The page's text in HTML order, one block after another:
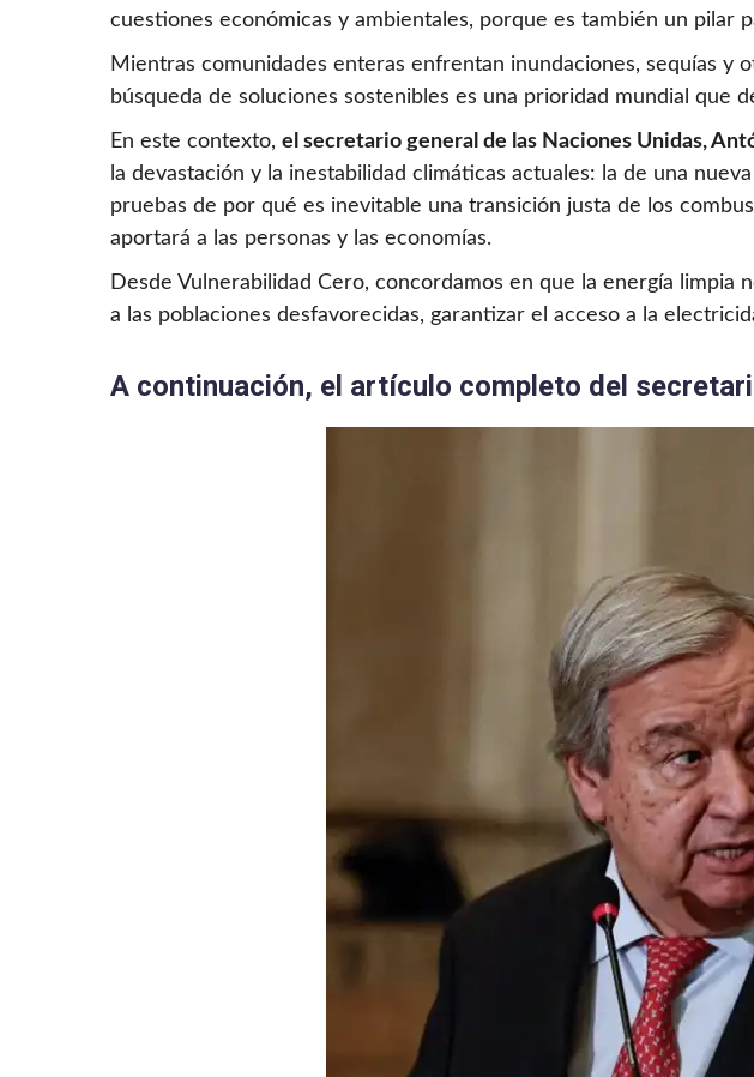
cuestiones económicas y ambientales, porque es también un pilar
Mientras comunidades enteras enfrentan inundaciones, sequías
búsqueda de soluciones sostenibles es una prioridad mundial que
En este contexto, el secretario general de las Naciones Unidas,
la devastación y la inestabilidad climáticas actuales: la de una
pruebas de por qué es inevitable una transición justa de los
aportará a las personas y las economías.
Desde Vulnerabilidad Cero, concordamos en que la energía
a las poblaciones desfavorecidas, garantizar el acceso a la
A continuación, el artículo completo del